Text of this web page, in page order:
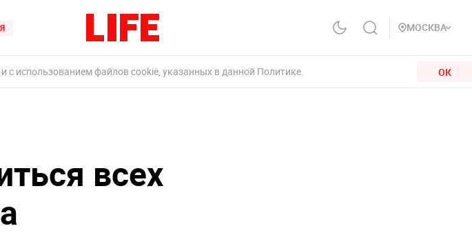
МОСКВА
и с использованием файлов cookie, указанных в данной Политике. ОК
всех